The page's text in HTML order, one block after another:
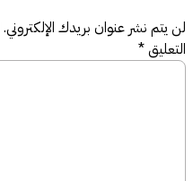
لن يتم نشر عنوان بريدك الإلكتروني.
التعليق*